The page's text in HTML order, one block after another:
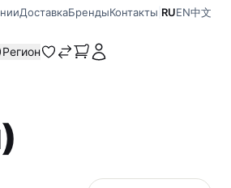
ДоставкаБрендыКонтакты RUEN中文
Регион